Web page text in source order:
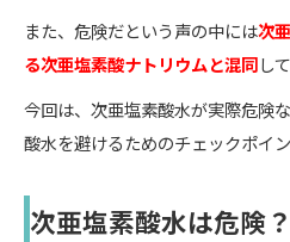
また、危険だという声の中には次
る次亜塩素酸ナトリウムと混同し
今回は、次亜塩素酸水が実際危険
酸水を避けるためのチェックポイ
次亜塩素酸水は危険？